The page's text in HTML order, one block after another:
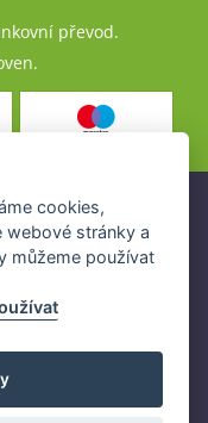
převod.
společností
licence České
a.s. poskytovat
cookies,
webové stránky a
můžeme používat